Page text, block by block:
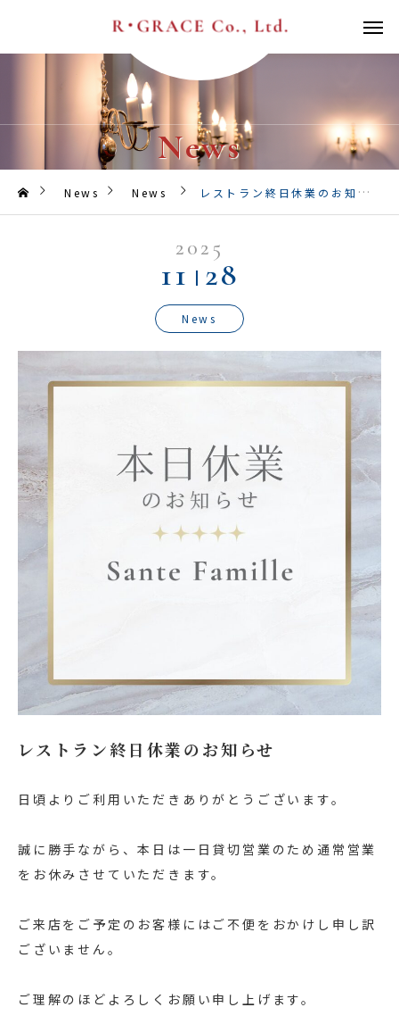
News
News News レストラン終日休業のお知らせ
2025
11 28
News
レストラン終日休業のお知らせ
日頃よりご利用いただきありがとうございます。
誠に勝手ながら、本日は一日貸切営業のため通常営業
をお休みさせていただきます。
ご来店をご予定のお客様にはご不便をおかけし申し訳
ございません。
ご理解のほどよろしくお願い申し上げます。